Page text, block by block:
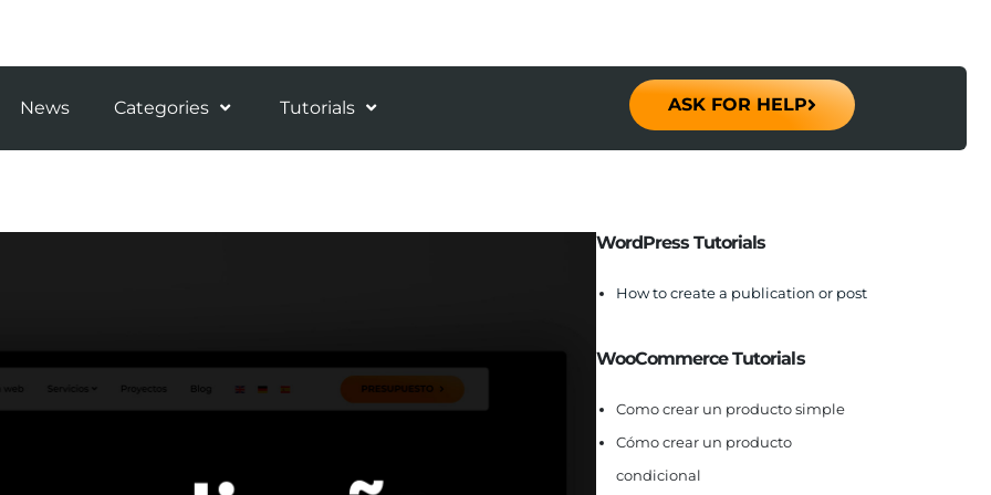
News Categories Tutorials ASK FOR HELP
WordPress Tutorials
How to create a publication or post
WooCommerce Tutorials
Como crear un producto simple
Cómo crear un producto
condicional